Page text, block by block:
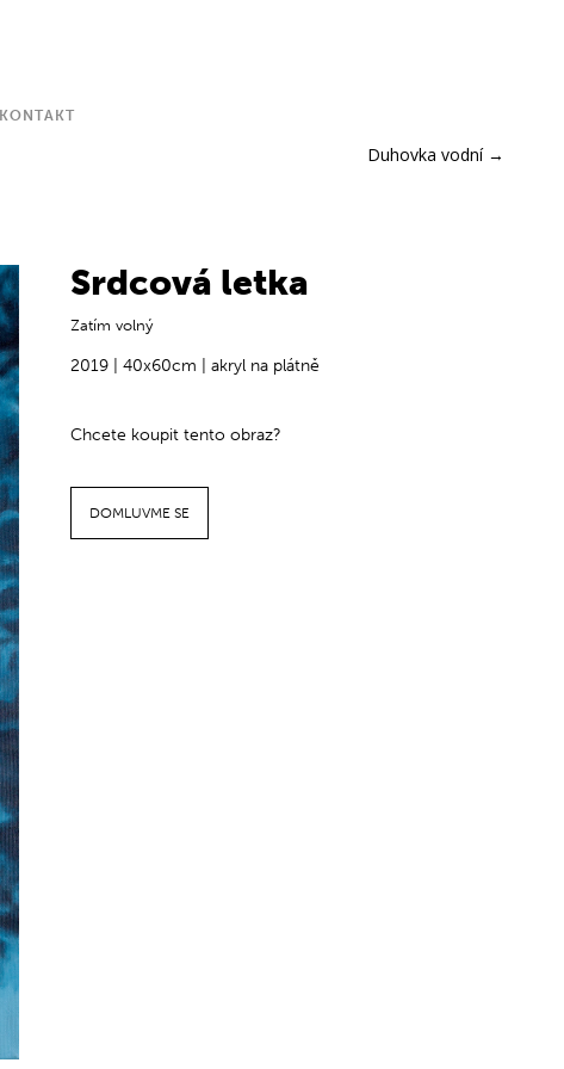
KONTAKT
Duhovka vodní →
Srdcová letka
Zatím volný
2019 | 40x60cm | akryl na plátně
Chcete koupit tento obraz?
DOMLUVME SE